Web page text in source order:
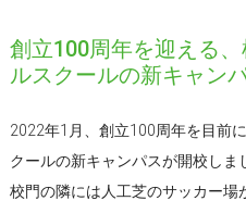
創立100周年を迎える
ルスクールの新キャン
2022年1月、創立100周年を目前
クールの新キャンパスが開校しま
校門の隣には人工芝のサッカー場